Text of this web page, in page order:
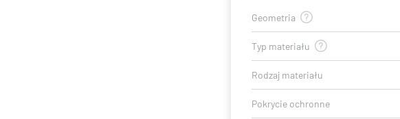
Geometria
Typ materiału
Rodzaj materiału
Pokrycie ochronne